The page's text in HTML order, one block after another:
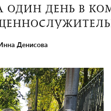
ОДИН ДЕНЬ В
Инна Денисова